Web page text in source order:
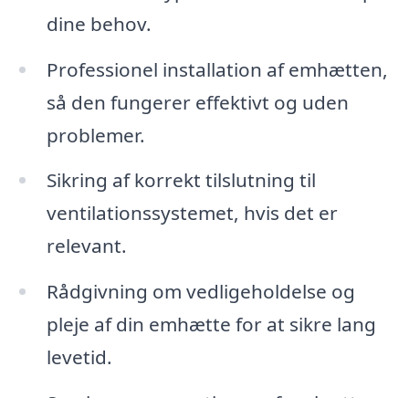
dine behov.
Professionel installation af emhætten,
så den fungerer effektivt og uden
problemer.
Sikring af korrekt tilslutning til
ventilationssystemet, hvis det er
relevant.
Rådgivning om vedligeholdelse og
pleje af din emhætte for at sikre lang
levetid.